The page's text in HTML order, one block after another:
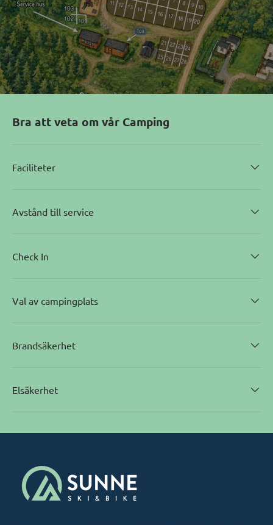
Bra att veta om vår Camping
Faciliteter
Avstånd till service
Check In
Val av campingplats
Brandsäkerhet
Elsäkerhet